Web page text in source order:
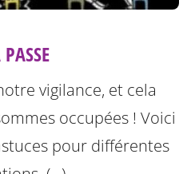
vigilance, et cela
occupées ! Voici
pour différentes